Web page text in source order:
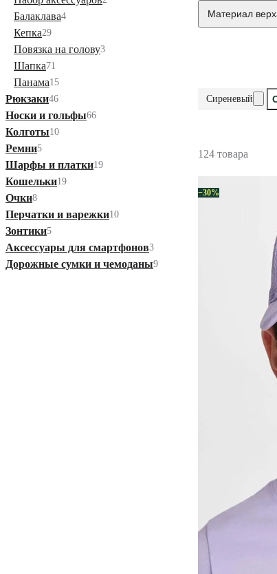
Балаклава4
Кепка29
Повязка на голову3
Шапка71
Панама15
Рюкзаки46
Носки и гольфы66
Колготы10
Ремни5
Шарфы и платки19
Кошельки19
Очки8
Перчатки и варежки10
Зонтики5
Аксессуары для смартфонов3
Дорожные сумки и чемоданы9
Материал
Сиреневый
124 товара
−30%